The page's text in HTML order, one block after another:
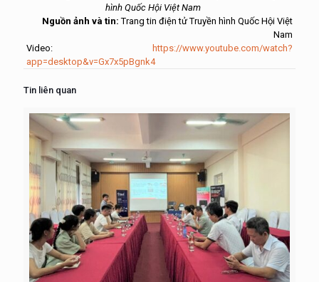
hình Quốc Hội Việt Nam
Nguồn ảnh và tin: Trang tin điện tử Truyền hình Quốc Hội Việt
Nam
Video:
https://www.youtube.com/watch?
app=desktop&v=Gx7x5pBgnk4
Tin liên quan